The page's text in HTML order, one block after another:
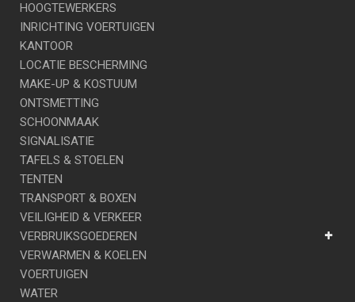
HOOGTEWERKERS
INRICHTING VOERTUIGEN
KANTOOR
LOCATIE BESCHERMING
MAKE-UP & KOSTUUM
ONTSMETTING
SCHOONMAAK
SIGNALISATIE
TAFELS & STOELEN
TENTEN
TRANSPORT & BOXEN
VEILIGHEID & VERKEER
VERBRUIKSGOEDEREN
VERWARMEN & KOELEN
VOERTUIGEN
WATER